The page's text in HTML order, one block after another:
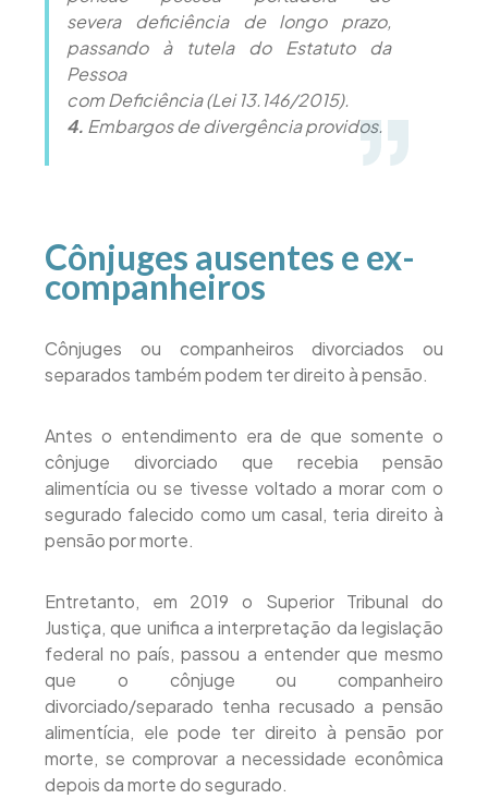
severa deficiência de longo prazo,
passando à tutela do Estatuto da
Pessoa
com Deficiência (Lei 13.146/2015).
4. Embargos de divergência providos.
Cônjuges ausentes e ex-
companheiros
Cônjuges ou companheiros divorciados ou
separados também podem ter direito à pensão.
Antes o entendimento era de que somente o
cônjuge divorciado que recebia pensão
alimentícia ou se tivesse voltado a morar com o
segurado falecido como um casal, teria direito à
pensão por morte.
Entretanto, em 2019 o Superior Tribunal do
Justiça, que unifica a interpretação da legislação
federal no país, passou a entender que mesmo
que o cônjuge ou companheiro
divorciado/separado tenha recusado a pensão
alimentícia, ele pode ter direito à pensão por
morte, se comprovar a necessidade econômica
depois da morte do segurado.